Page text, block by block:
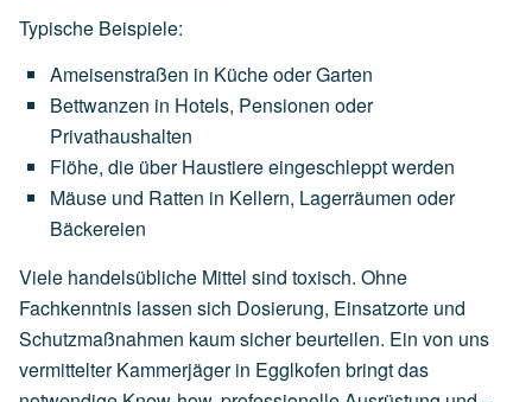
Typische Beispiele:
Ameisenstraßen in KücheoderGarten
Bettwanzen in Hotels, Pensionen oder
Privathaushalten
Flöhe, die über Haustiereeingeschlepptwerden
Mäuse und Ratten in Kellern, Lagerräumen oder
Bäckereien
Viele handelsübliche Mittel sind toxisch. Ohne
Fachkenntnis lassen sich Dosierung, Einsatzorte und
Schutzmaßnahmen kaum sicher beurteilen. Ein von uns
vermittelter Kammerjäger in Egglkofen bringt das